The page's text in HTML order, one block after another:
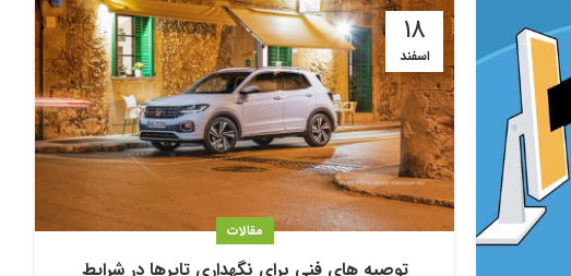
18
اسفند
مقالات
توصیه های فنی برای نگهداری تایرها در شرایط